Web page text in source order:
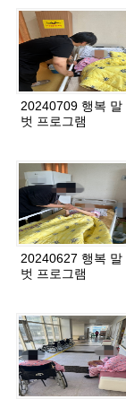
20240709 행복 말
벗 프로그램
20240627 행복 말
벗 프로그램